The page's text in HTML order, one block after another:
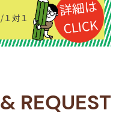
& REQUEST